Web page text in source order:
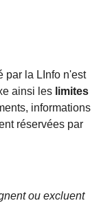
par la LInfo n'est
ainsi les limites
informations
réservées par
ou excluent